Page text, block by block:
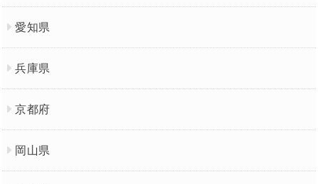
愛知県
兵庫県
京都府
岡山県